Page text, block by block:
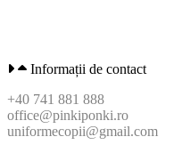
Informații de contact
+40 741 881 888
office@pinkiponki.ro
uniformecopii@gmail.com